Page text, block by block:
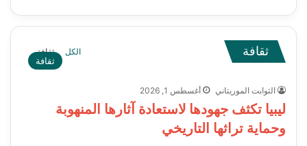
ثقافة الكل ثقافة
ثقافة
الثوابت الموريتاني أغسطس 1, 2026
ليبيا تكثف جهودها لاستعادة آثارها المنهوبة
وحماية تراثها التاريخي